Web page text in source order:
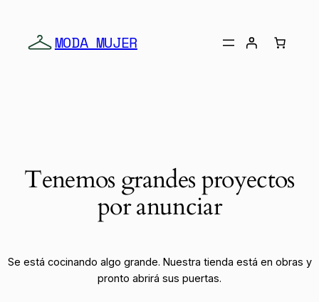
MODA MUJER
Tenemos grandes proyectos
por anunciar
Se está cocinando algo grande. Nuestra tienda está en obras y
pronto abrirá sus puertas.